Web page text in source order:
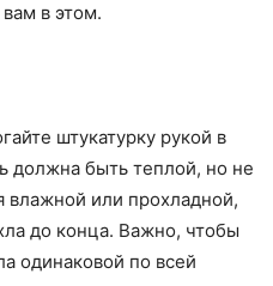
в этом.
штукатурку рукой в
должна быть теплой, но не
влажной или прохладной,
до конца. Важно, чтобы
одинаковой по всей